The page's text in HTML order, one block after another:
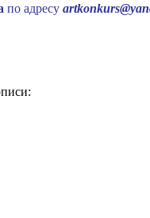
по адресу